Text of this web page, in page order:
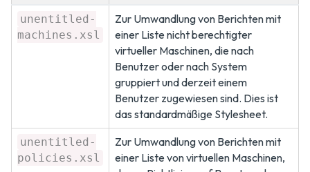
unentitled-
machines.xsl
Zur Umwandlung von Berichten mit
einer Liste nicht berechtigter
virtueller Maschinen, die nach
Benutzer oder nach System
gruppiert und derzeit einem
Benutzer zugewiesen sind. Dies ist
das standardmäßige Stylesheet.
unentitled-
policies.xsl
Zur Umwandlung von Berichten mit
einer Liste von virtuellen Maschinen,